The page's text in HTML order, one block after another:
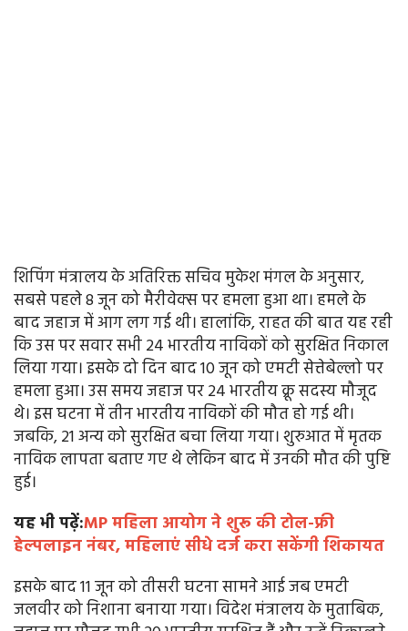
शिपिंग मंत्रालय के अतिरिक्त सचिव मुकेश मंगल के अनुसार,
सबसे पहले 8 जून को मैरीवेक्स पर हमला हुआ था। हमले के
बाद जहाज में आग लग गई थी। हालांकि, राहत की बात यह रही
कि उस पर सवार सभी 24 भारतीय नाविकों को सुरक्षित निकाल
लिया गया। इसके दो दिन बाद 10 जून को एमटी सेत्तेबेल्लो पर
हमला हुआ। उस समय जहाज पर 24 भारतीय क्रू सदस्य मौजूद
थे। इस घटना में तीन भारतीय नाविकों की मौत हो गई थी।
जबकि, 21 अन्य को सुरक्षित बचा लिया गया। शुरुआत में मृतक
नाविक लापता बताए गए थे लेकिन बाद में उनकी मौत की पुष्टि
हुई।
यह भी पढ़ें:MP महिला आयोग ने शुरू की टोल-फ्री
हेल्पलाइन नंबर, महिलाएं सीधे दर्ज करा सकेंगी शिकायत
इसके बाद 11 जून को तीसरी घटना सामने आई जब एमटी
जलवीर को निशाना बनाया गया। विदेश मंत्रालय के मुताबिक,